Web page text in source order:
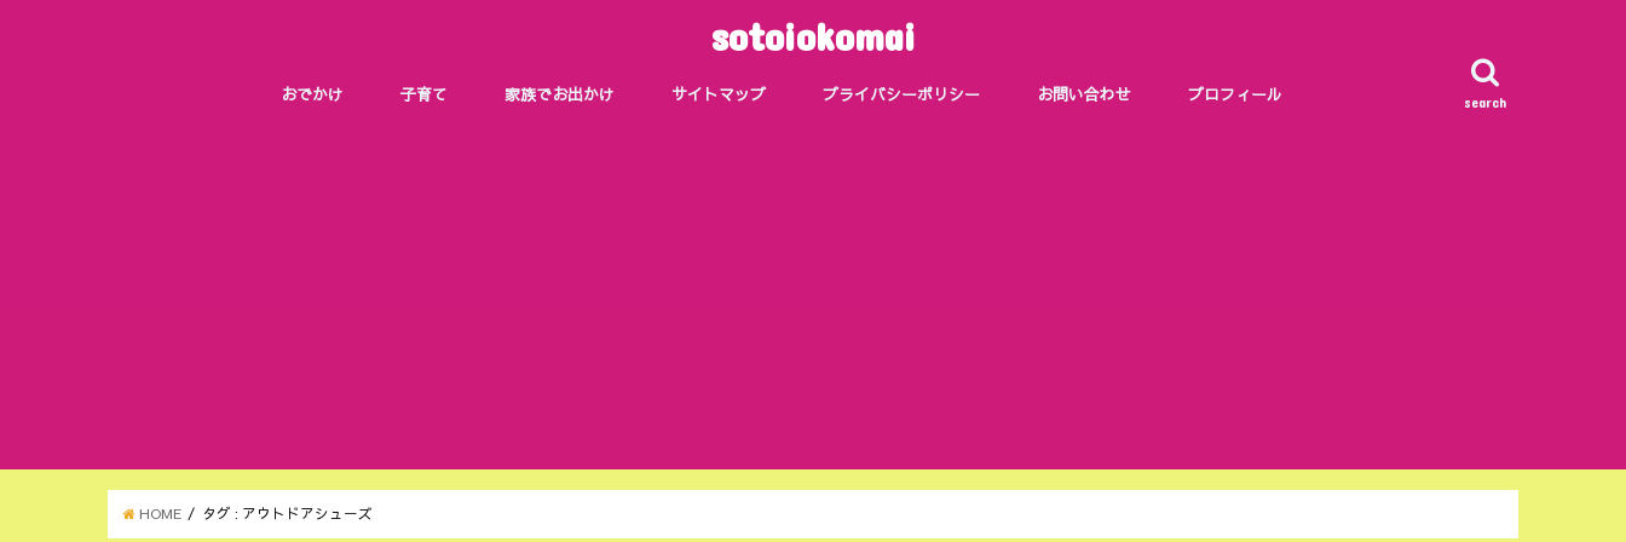
sotoiokomai
search
おでかけ 子育て 家族でお出かけ サイトマップ プライバシーポリシー お問い合わせ プロフィール
HOME タグ : アウトドアシューズ